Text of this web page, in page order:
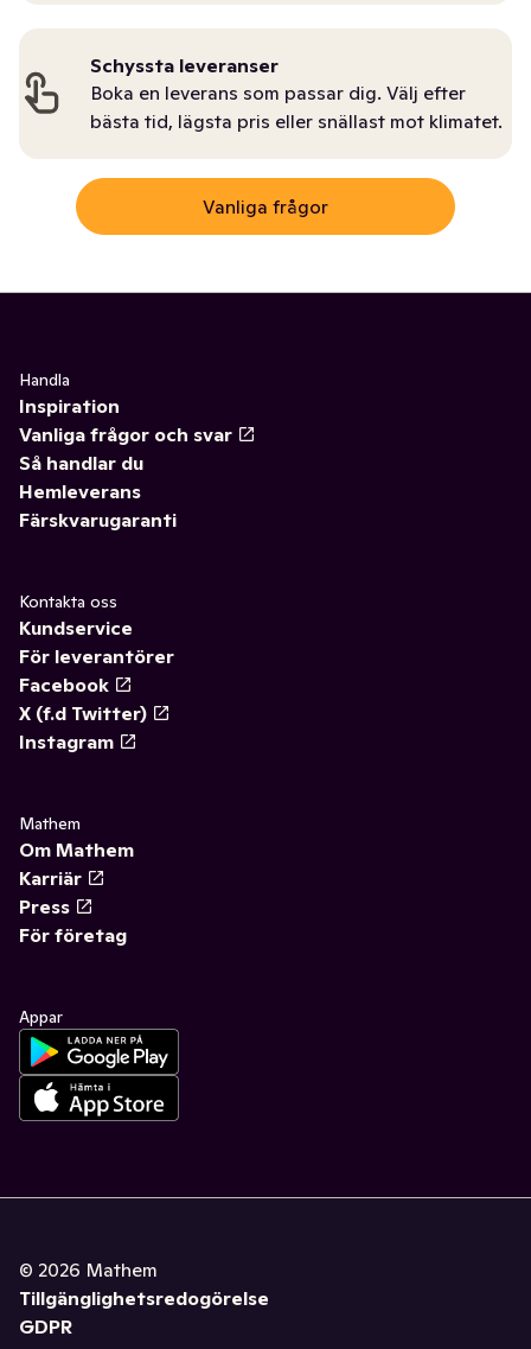
Schyssta leveranser
Boka en leverans som passar dig. Välj efter
bästa tid, lägsta pris eller snällast mot klimatet.
Vanliga frågor
Handla
Inspiration
Vanliga frågor och svar
Så handlar du
Hemleverans
Färskvarugaranti
Kontakta oss
Kundservice
För leverantörer
Facebook
X (f.d Twitter)
Instagram
Mathem
Om Mathem
Karriär
Press
För företag
Appar
© 2026 Mathem
Tillgänglighetsredogörelse
GDPR